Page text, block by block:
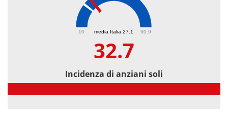
media Italia 27.1
10 90.9
32.7
Incidenza di anziani soli